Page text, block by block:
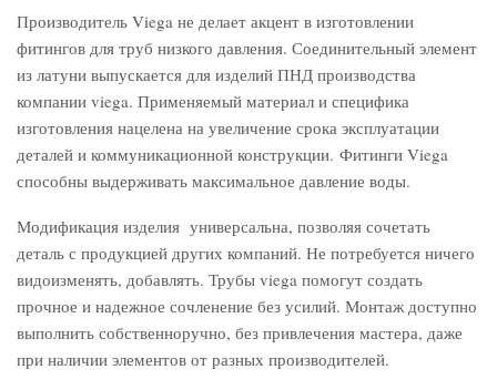
Производитель Viega не делает акцент в изготовлении
фитингов для труб низкого давления. Соединительный элемент
из латуни выпускается для изделий ПНД производства
компании viega. Применяемый материал и специфика
изготовления нацелена на увеличение срока эксплуатации
деталей и коммуникационной конструкции. Фитинги Viega
способны выдерживать максимальное давление воды.
Модификация изделия универсальна, позволяя сочетать
деталь с продукцией других компаний. Не потребуется ничего
видоизменять, добавлять. Трубы viega помогут создать
прочное и надежное сочленение без усилий. Монтаж доступно
выполнить собственноручно, без привлечения мастера, даже
при наличии элементов от разных производителей.